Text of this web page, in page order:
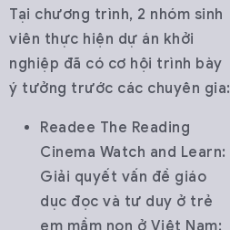
Tại chương trình, 2 nhóm sinh
viên thực hiện dự án khởi
nghiệp đã có cơ hội trình bày
ý tưởng trước các chuyên gia:
Readee The Reading
Cinema Watch and Learn:
Giải quyết vấn đề giáo
dục đọc và tư duy ở trẻ